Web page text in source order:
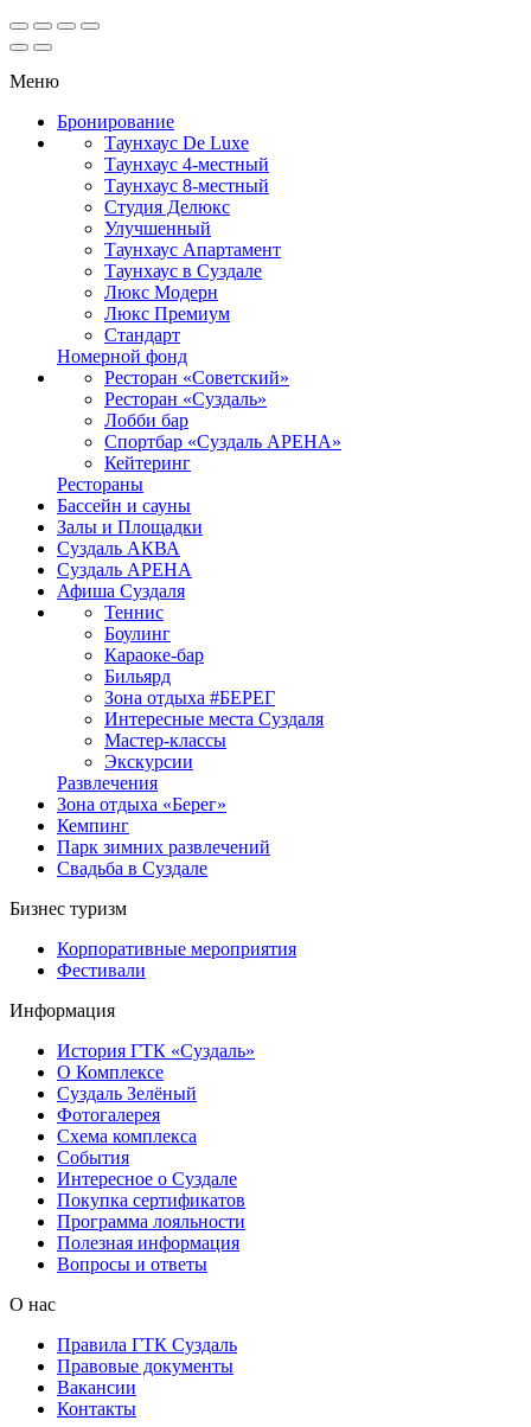
Меню
Бронирование
Таунхаус De Luxe
Таунхаус 4-местный
Таунхаус 8-местный
Студия Делюкс
Улучшенный
Таунхаус Апартамент
Таунхаус в Суздале
Люкс Модерн
Люкс Премиум
Стандарт
Номерной фонд
Ресторан «Советский»
Ресторан «Суздаль»
Лобби бар
Спортбар «Суздаль АРЕНА»
Кейтеринг
Рестораны
Бассейн и сауны
Залы и Площадки
Суздаль АКВА
Суздаль АРЕНА
Афиша Суздаля
Теннис
Боулинг
Караоке-бар
Бильярд
Зона отдыха #БЕРЕГ
Интересные места Суздаля
Мастер-классы
Экскурсии
Развлечения
Зона отдыха «Берег»
Кемпинг
Парк зимних развлечений
Свадьба в Суздале
Бизнес туризм
Корпоративные мероприятия
Фестивали
Информация
История ГТК «Суздаль»
О Комплексе
Суздаль Зелёный
Фотогалерея
Схема комплекса
Cобытия
Интересное о Суздале
Покупка сертификатов
Программа лояльности
Полезная информация
Вопросы и ответы
О нас
Правила ГТК Суздаль
Правовые документы
Вакансии
Контакты